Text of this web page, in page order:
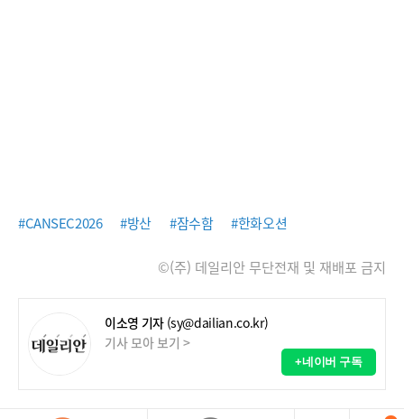
#CANSEC2026 #방산 #잠수함 #한화오션
©(주) 데일리안 무단전재 및 재배포 금지
이소영 기자 (sy@dailian.co.kr)
기사 모아 보기 >
+네이버 구독